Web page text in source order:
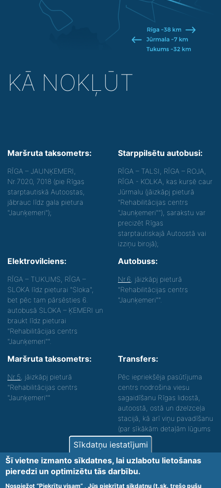
KĀ NOKĻŪT
Maršruta taksometrs:
RĪGA – JAUNĶEMERI,
Nr.7020, 7018 (pie Rīgas
starptautiskā Autoostas,
jābrauc līdz gala pietura
"Jaunķemeri");
Starppilsētu autobusi:
RĪGA – TALSI, RĪGA – ROJA,
RĪGA - KOLKA, kas kursē caur
Jūrmalu (jāizkāpj pieturā
"Rehabilitācijas centrs
"Jaunķemeri""), sarakstu var
precizēt Rīgas
starptautiskajā Autoostā vai
izziņu birojā);
Elektrovilciens:
RĪGA – TUKUMS, RĪGA –
SLOKA līdz pieturai "Sloka",
bet pēc tam pārsēsties 6.
autobusā SLOKA – ĶEMERI un
braukt līdz pieturai
"Rehabilitācijas centrs
"Jaunķemeri"".
Autobuss:
Nr.6 , jāizkāpj pieturā
"Rehabilitācijas centrs
"Jaunķemeri"".
Maršruta taksometrs:
Nr.5 , jāizkāpj pieturā
"Rehabilitācijas centrs
"Jaunķemeri""
Transfers:
Pēc iepriekšēja pasūtījuma
centrs nodrošina viesu
sagaidīšanu Rīgas lidostā,
autoostā, ostā un dzelzceļa
stacijā, kā arī viņu pavadīšanu
(par sīkākām detaļām lūgums
zvanīt).
Nodrošinām vides piekļūstamību personām ar
funkcionāliem traucējumiem! SIA „Sanare-KRC
Jaunķemeri”, Kolkas ielā 20, Jūrmalā ir nodrošināta vides
piekļūstamība personām ar funkcionāliem traucējumiem,
Sīkdatņu iestatījumi
Šī vietne izmanto sīkdatnes, lai uzlabotu lietošanas
pieredzi un optimizētu tās darbību.
Nospiežot “Piekrītu visam” , Jūs piekrītat sīkdatņu (t.sk. trešo pušu